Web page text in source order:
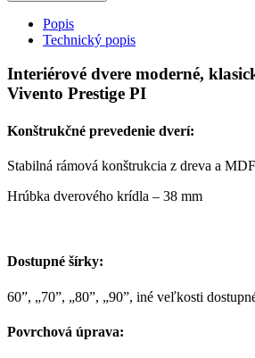
Popis
Technický popis
Interiérové dvere moderné,
Vivento Prestige PI
Konštrukčné prevedenie dverí:
Stabilná rámová konštrukcia z dreva a MDF
Hrúbka dverového krídla – 38 mm
Dostupné šírky:
60”, „70”, „80”, „90”, iné veľkosti
Povrchová úprava: